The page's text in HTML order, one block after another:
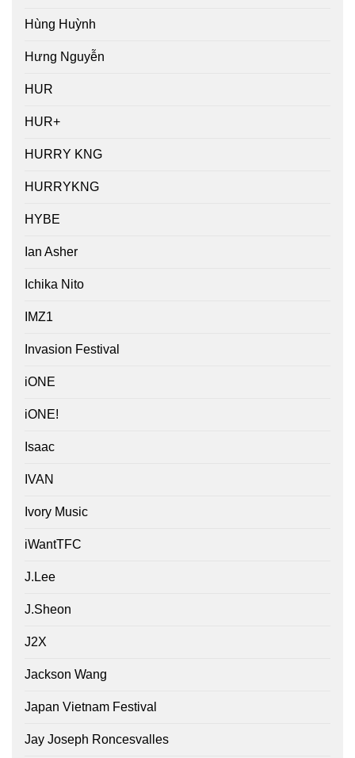
Hùng Huỳnh
Hưng Nguyễn
HUR
HUR+
HURRY KNG
HURRYKNG
HYBE
Ian Asher
Ichika Nito
IMZ1
Invasion Festival
iONE
iONE!
Isaac
IVAN
Ivory Music
iWantTFC
J.Lee
J.Sheon
J2X
Jackson Wang
Japan Vietnam Festival
Jay Joseph Roncesvalles